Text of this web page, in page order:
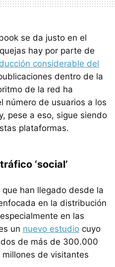
se da justo en el
hay por parte de
considerable del
dentro de la
de la red ha
número de usuarios a los
pese a eso, sigue siendo
plataformas.
‘social’
han llegado desde la
en la distribución
en las
un nuevo estudio cuyo
de más de 300.000
de visitantes